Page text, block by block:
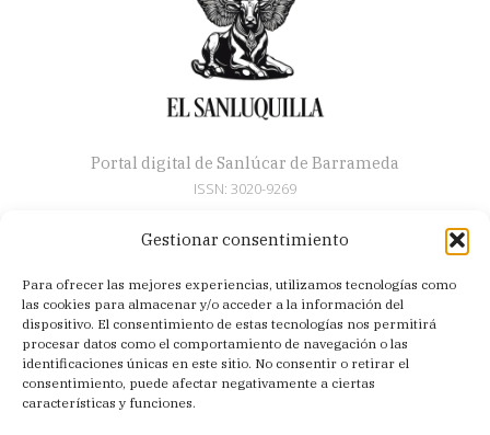
Gestionar consentimiento
Para ofrecer las mejores experiencias, utilizamos tecnologías como
las cookies para almacenar y/o acceder a la información del
dispositivo. El consentimiento de estas tecnologías nos permitirá
procesar datos como el comportamiento de navegación o las
identificaciones únicas en este sitio. No consentir o retirar el
consentimiento, puede afectar negativamente a ciertas
características y funciones.
Portal digital de Sanlúcar de Barrameda
ISSN: 3020-9269
Artículos
Semana Santa
Nosotros
Acerca de